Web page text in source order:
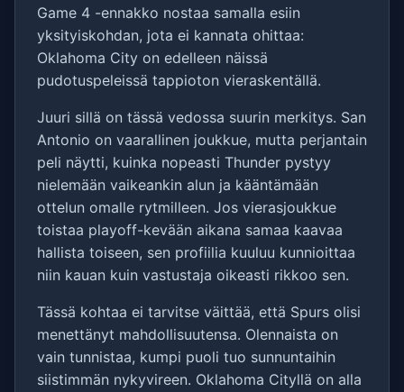
Game 4 -ennakko nostaa samalla esiin
yksityiskohdan, jota ei kannata ohittaa:
Oklahoma City on edelleen näissä
pudotuspeleissä tappioton vieraskentällä.
Juuri sillä on tässä vedossa suurin merkitys. San
Antonio on vaarallinen joukkue, mutta perjantain
peli näytti, kuinka nopeasti Thunder pystyy
nielemään vaikeankin alun ja kääntämään
ottelun omalle rytmilleen. Jos vierasjoukkue
toistaa playoff-kevään aikana samaa kaavaa
hallista toiseen, sen profiilia kuuluu kunnioittaa
niin kauan kuin vastustaja oikeasti rikkoo sen.
Tässä kohtaa ei tarvitse väittää, että Spurs olisi
menettänyt mahdollisuutensa. Olennaista on
vain tunnistaa, kumpi puoli tuo sunnuntaihin
siistimmän nykyvireen. Oklahoma Cityllä on alla